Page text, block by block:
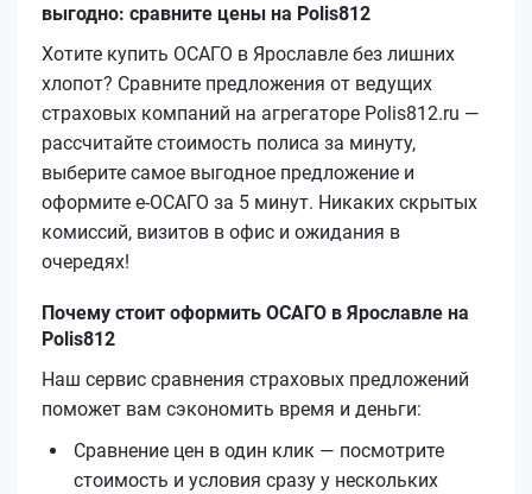
выгодно: сравните цены на Polis812
Хотите купить ОСАГО в Ярославле без лишних
хлопот? Сравните предложения от ведущих
страховых компаний на агрегаторе Polis812.ru —
рассчитайте стоимость полиса за минуту,
выберите самое выгодное предложение и
оформите е‑ОСАГО за 5 минут. Никаких скрытых
комиссий, визитов в офис и ожидания в
очередях!
Почему стоит оформить ОСАГО в Ярославле на
Polis812
Наш сервис сравнения страховых предложений
поможет вам сэкономить время и деньги:
Сравнение цен в один клик — посмотрите
стоимость и условия сразу у нескольких